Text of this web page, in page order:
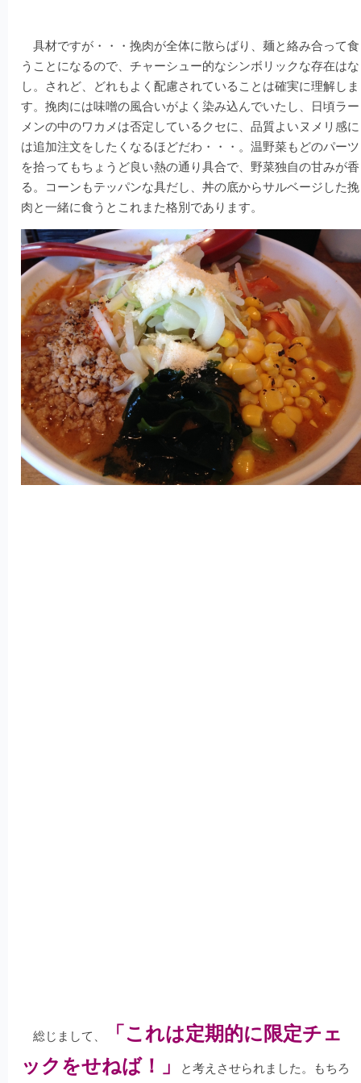
具材ですが・・・挽肉が全体に散らばり、麺と絡み合って食
うことになるので、チャーシュー的なシンボリックな存在はな
し。されど、どれもよく配慮されていることは確実に理解しま
す。挽肉には味噌の風合いがよく染み込んでいたし、日頃ラー
メンの中のワカメは否定しているクセに、品質よいヌメリ感に
は追加注文をしたくなるほどだわ・・・。温野菜もどのパーツ
を拾ってもちょうど良い熱の通り具合で、野菜独自の甘みが香
る。コーンもテッパンな具だし、丼の底からサルベージした挽
肉と一緒に食うとこれまた格別であります。
総じまして、
「これは定期的に限定チェ
ックをせねば！」
と考えさせられました。もちろ